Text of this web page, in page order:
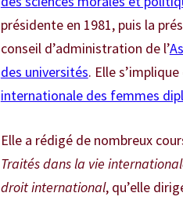
présidente en 1981, puis la
conseil d’administration de l’
des universités. Elle
internationale des femmes
Elle a rédigé de nombreux
Traités dans la vie
droit international, qu’elle